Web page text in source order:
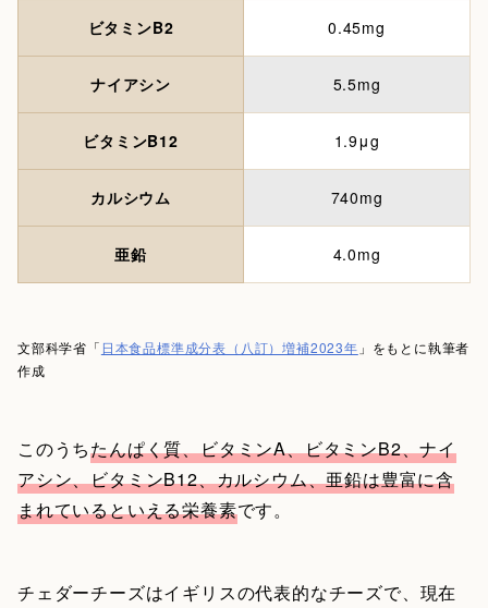
ビタミンB2 0.45mg
ナイアシン 5.5mg
ビタミンB12 1.9μg
カルシウム 740mg
亜鉛 4.0mg
文部科学省「 日本食品標準成分表（八訂）増補2023年 」をもとに執筆者
作成
このうちたんぱく質、ビタミンA、ビタミンB2、ナイ
アシン、ビタミンB12、カルシウム、亜鉛は豊富に含
まれているといえる栄養素です。
チェダーチーズはイギリスの代表的なチーズで、現在